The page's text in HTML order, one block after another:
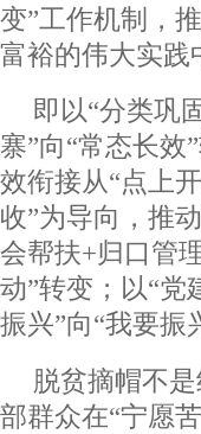
变”工作机制，
富裕的伟大实践
即以“分类巩
寨”向“常态长效
效衔接从“点上
收”为导向，推
会帮扶+归口管
动”转变；以“党
振兴”向“我要振
脱贫摘帽不
部群众在“宁愿